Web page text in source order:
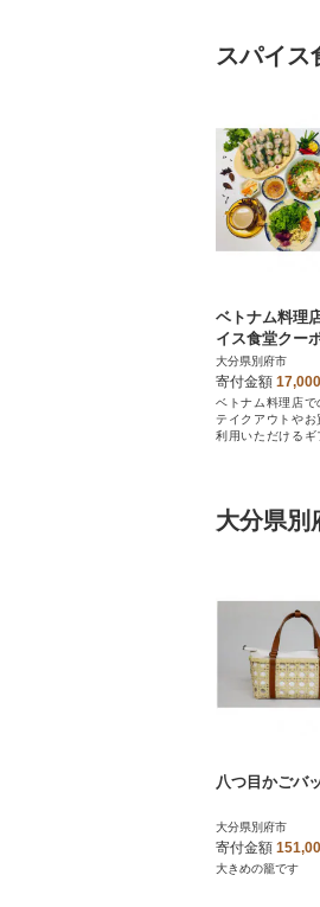
スパイス
ベトナム料理
イス食堂クー
ギフトカード
分(1,000円分×5
大分県別府市
寄付金額 17,000
ベトナム料理店で
テイクアウトやお
利用いただけるギ
大分県別
八つ目かごバ
大分県別府市
寄付金額
大きめの籠です